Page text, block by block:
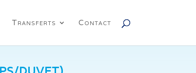
Transferts Contact